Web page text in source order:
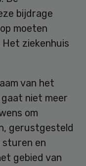
bijdrage
moeten
ziekenhuis
van het
niet meer
om
gerustgesteld
en
gebied van